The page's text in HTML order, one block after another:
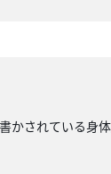
かされている身